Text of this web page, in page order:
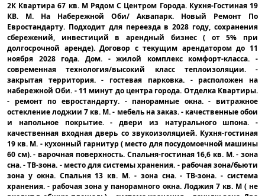
2К Квартира 67 кв. М Рядом С Центром Города. Кухня-Гостиная 19
КВ. М. На Набережной Оби/ Аквапарк. Новый Ремонт По
Евростандарту. Подходит для переезда в 2028 году, сохранения
сбережений, инвестиций в арендный бизнес ( от 5% при
долгосрочной аренде). Договор с текущим арендатором до 11
ноября 2028 года. Дом. - жилой комплекс комфорт-класса. -
современная технология/высокий класс теплоизоляции. -
закрытая территория. - гостевая парковка. - расположен на
набережной Оби. - 11 минут до центра города. Отделка Квартиры.
- ремонт по евростандарту. - панорамные окна. - витражное
остекление лоджии 7 кв. М. - мебель на заказ. - качественные обои
и напольное покрытие. - двери из натурального шпона. -
качественная входная дверь со звукоизоляцией. Кухня-гостиная
19 кв. М. - кухонный гарнитур ( место для посудомоечной машины
60 см). - варочная поверхность. Спальня-гостиная 16,6 кв. М. - зона
сна. - ТВ-зона. - место для системы хранения. - рабочая зона/бьюти
зона у окна. Спальня 13 кв. М. - зона сна. - ТВ-зона. - система
хранения. - рабочая зона у панорамного окна. Лоджия 7 кв. М ( не